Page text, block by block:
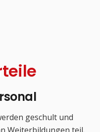
geschult und